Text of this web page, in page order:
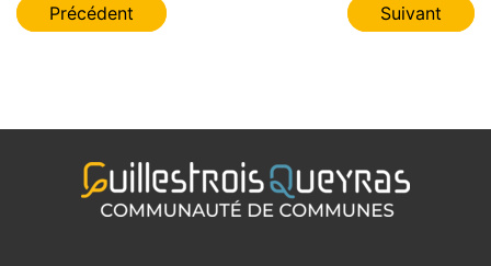
Navigation
Précédent Suivant